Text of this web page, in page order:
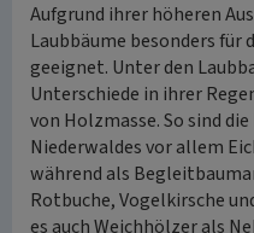
Aufgrund ihrer höheren
Laubbäume besonders für
geeignet. Unter den
Unterschiede in ihrer
von Holzmasse. So sind
Niederwaldes vor allem
während als
Rotbuche, Vogelkirsche
es auch Weichhölzer als